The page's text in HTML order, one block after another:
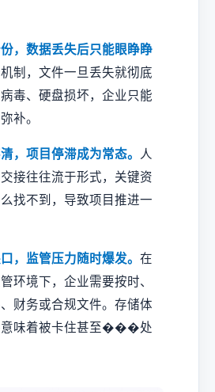
，数据丢失后只能眼睁睁
制，文件一旦丢失就彻底
毒、硬盘损坏，企业只能
补。
，项目停滞成为常态。 人
接往往流于形式，关键资
找不到，导致项目推进一
，监管压力随时爆发。 在
环境下，企业需要按时、
财务或合规文件。存储体
意味着被卡住甚至���处